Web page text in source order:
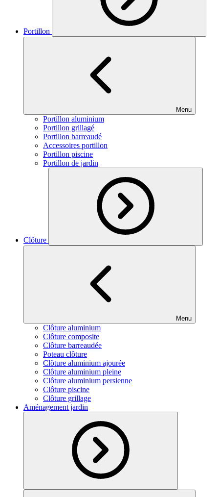
Portillon
Menu
Portillon aluminium
Portillon grillagé
Portillon barreaudé
Accessoires portillon
Portillon piscine
Portillon de jardin
Clôture
Menu
Clôture aluminium
Clôture composite
Clôture barreaudée
Poteau clôture
Clôture aluminium ajourée
Clôture aluminium pleine
Clôture aluminium persienne
Clôture piscine
Clôture grillage
Aménagement jardin